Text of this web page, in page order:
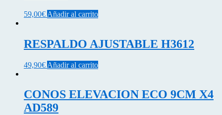
59,00€ Añadir al carrito
RESPALDO AJUSTABLE H3612
49,90€ Añadir al carrito
CONOS ELEVACION ECO 9CM X4
AD589